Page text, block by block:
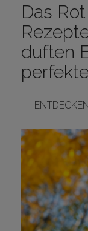
AUSWAHL
ANGEBOTE
BLOG
LOGIN
Das
duften
Außerdem
Ich bestätige,